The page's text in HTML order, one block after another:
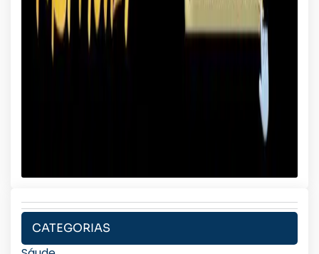
CATEGORIAS